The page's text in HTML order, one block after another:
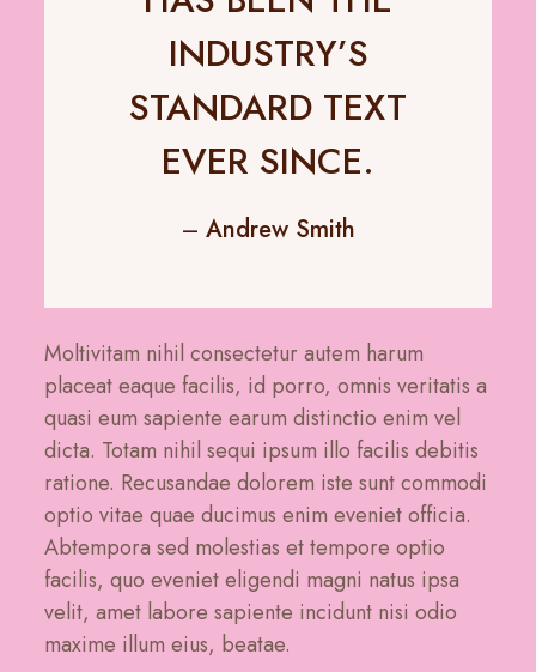
INDUSTRY’S
STANDARD TEXT
EVER SINCE.
– Andrew Smith
Moltivitam nihil consectetur autem harum
placeat eaque facilis, id porro, omnis veritatis a
quasi eum sapiente earum distinctio enim vel
dicta. Totam nihil sequi ipsum illo facilis debitis
ratione. Recusandae dolorem iste sunt commodi
optio vitae quae ducimus enim eveniet officia.
Abtempora sed molestias et tempore optio
facilis, quo eveniet eligendi magni natus ipsa
velit, amet labore sapiente incidunt nisi odio
maxime illum eius, beatae.